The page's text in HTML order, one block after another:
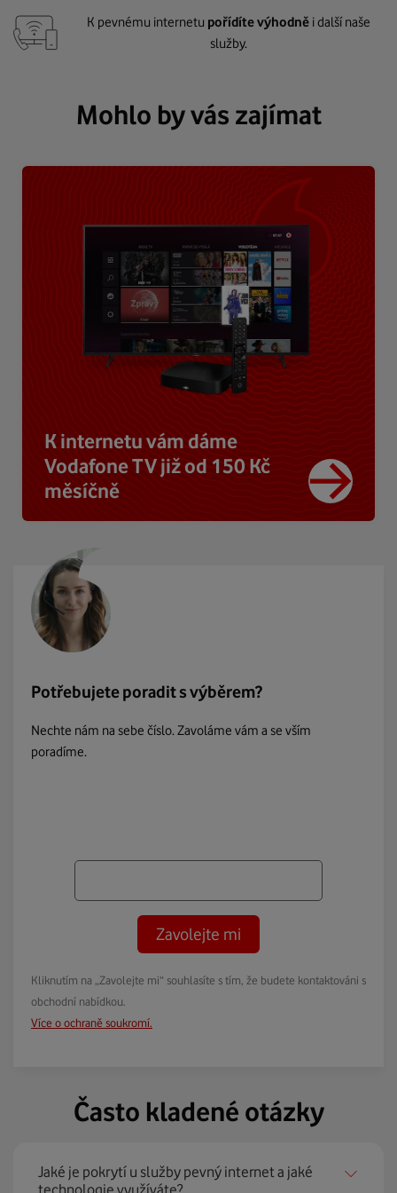
K pevnému internetu pořídíte výhodně i další naše
služby.
Mohlo by vás zajímat
K internetu vám dáme
Vodafone TV již od 150 Kč
měsíčně
Potřebujete poradit s výběrem?
Nechte nám na sebe číslo. Zavoláme vám a se vším
poradíme.
Zavolejte mi
Kliknutím na „Zavolejte mi“ souhlasíte s tím, že budete kontaktováni s
obchodní nabídkou.
Více o ochraně soukromí.
Často kladené otázky
Jaké je pokrytí u služby pevný internet a jaké
technologie využíváte?